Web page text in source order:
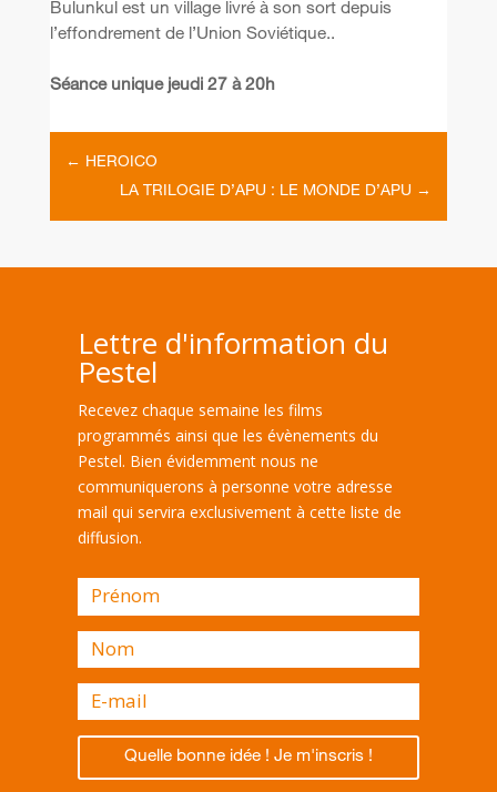
Bulunkul est un village livré à son sort depuis
l’effondrement de l’Union Soviétique..
Séance unique jeudi 27 à 20h
← HEROICO
LA TRILOGIE D’APU : LE MONDE D’APU →
Lettre d'information du
Pestel
Recevez chaque semaine les films
programmés ainsi que les évènements du
Pestel. Bien évidemment nous ne
communiquerons à personne votre adresse
mail qui servira exclusivement à cette liste de
diffusion.
Quelle bonne idée ! Je m'inscris !